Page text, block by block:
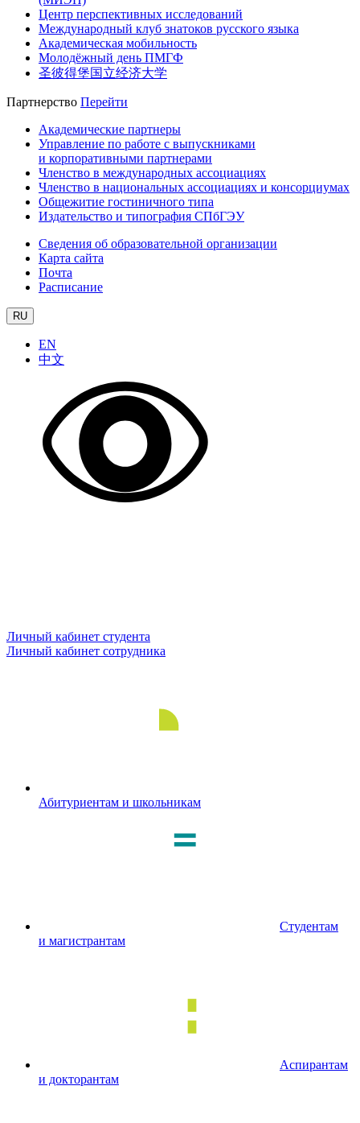
Центр перспективных исследований
Международный клуб знатоков русского языка
Академическая мобильность
Молодёжный день ПМГФ
圣彼得堡国立经济大学
Партнерство Перейти
Академические партнеры
Управление по работе с выпускниками
и корпоративными партнерами
Членство в международных ассоциациях
Членство в национальных ассоциациях и консорциумах
Общежитие гостиничного типа
Издательство и типография СПбГЭУ
Сведения об образовательной организации
Карта сайта
Почта
Расписание
RU
EN
中文
Личный кабинет студента
Личный кабинет сотрудника
Абитуриентам и школьникам
Студентам
и магистрантам
Аспирантам
и докторантам